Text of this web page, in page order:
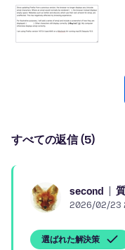
すべての返信 (5)
second
2026/02/23
選ばれた解決策